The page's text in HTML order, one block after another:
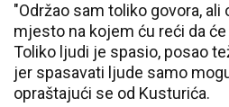
"Održao sam toliko govora, ali
mjesto na kojem ću reći da
Toliko ljudi je spasio, posao
jer spasavati ljude samo
opraštajući se od Kusturića.